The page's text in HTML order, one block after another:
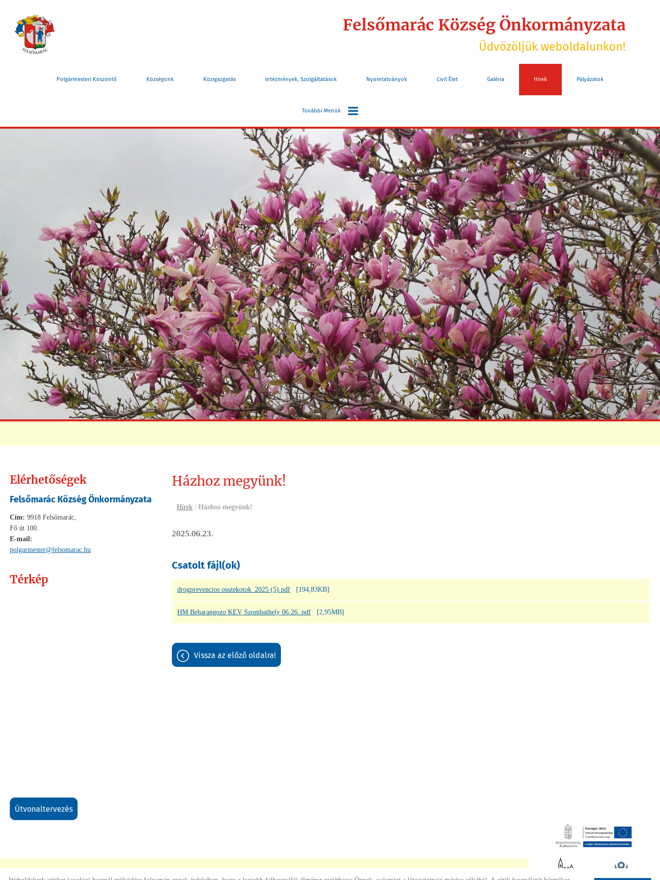
Felsőmarác Község Önkormányzata
Üdvözöljük weboldalunkon!
Polgármesteri Köszöntő Községünk Közigazgatás Intézmények, Szolgáltatások Nyomtatványok Civil Élet Galéria Hírek Pályázatok
További Menük
Választás
Információk
Elérhetőségek
KÖZÉRDEKŰ
ADATOK
Képviselő
Testületi Ülések
Jegyzőkönyvei
Képviselő
Testületi Ülések
Előterjesztés
Költségvetések
Elérhetőségek
Felsőmarác Község Önkormányzata
Cím: 9918 Felsőmarác,
Fő út 100.
E-mail:
polgarmester@felsomarac.hu
Térkép
útvonaltervezés
Házhoz megyünk!
Hírek / Házhoz megyünk!
2025.06.23.
Csatolt fájl(ok)
drogprevencios osszekotok_2025 (5).pdf [194,83KB]
HM Beharangozo KEV Szombathely 06.26..pdf [2,95MB]
vissza az előző oldalra!